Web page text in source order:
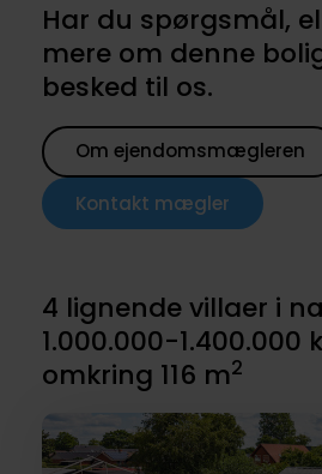
Har du spørgsmål,
mere om denne
besked til os.
Om ejendomsmægleren
Kontakt mægler
4 lignende villaer i
1.000.000-1.400.000
omkring 116 m2